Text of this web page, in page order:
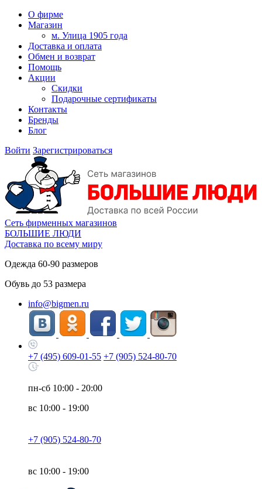
О фирме
Магазин
м. Улица 1905 года
Доставка и оплата
Обмен и возврат
Помощь
Акции
Скидки
Подарочные сертификаты
Контакты
Бренды
Блог
Войти Зарегистрироваться
Сеть фирменных магазинов
БОЛЬШИЕ ЛЮДИ
Доставка по всему миру
Одежда 60-90 размеров
Обувь до 53 размера
info@bigmen.ru
+7 (495) 609-01-55 +7 (905) 524-80-70
пн-сб 10:00 - 20:00
вс 10:00 - 19:00
+7 (905) 524-80-70
вс 10:00 - 19:00